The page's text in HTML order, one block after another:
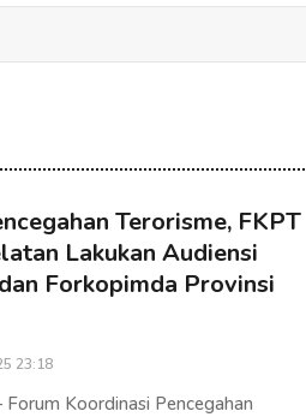
Terorisme, FKPT
Lakukan Audiensi
Forkopimda Provinsi
23:18
Koordinasi Pencegahan